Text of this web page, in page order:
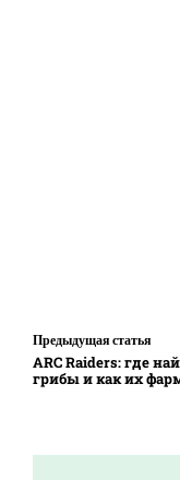
Предыдущая статья
ARC Raiders: где
грибы и как их